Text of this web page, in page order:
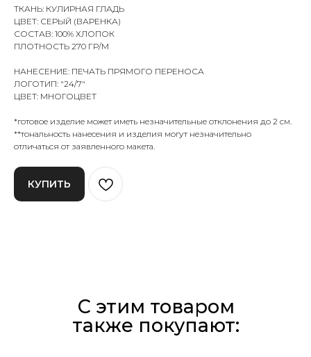
ТКАНЬ: КУЛИРНАЯ ГЛАДЬ
ЦВЕТ: СЕРЫЙ (ВАРЕНКА)
СОСТАВ: 100% ХЛОПОК
ПЛОТНОСТЬ 270 ГР/М
НАНЕСЕНИЕ: ПЕЧАТЬ ПРЯМОГО ПЕРЕНОСА
ЛОГОТИП: "24/7"
ЦВЕТ: МНОГОЦВЕТ
*готовое изделие может иметь незначительные отклонения до 2 см.
**тональность нанесения и изделия могут незначительно
отличаться от заявленного макета.
КУПИТЬ
С этим товаром
также покупают: